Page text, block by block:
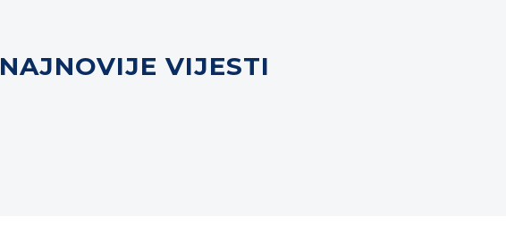
NAJNOVIJE VIJESTI